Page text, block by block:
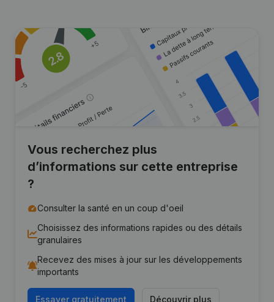
Vous recherchez plus
d’informations sur cette entreprise
?
Consulter la santé en un coup d'oeil
Choisissez des informations rapides ou des détails
granulaires
Recevez des mises à jour sur les développements
importants
Essayer gratuitement Découvrir plus